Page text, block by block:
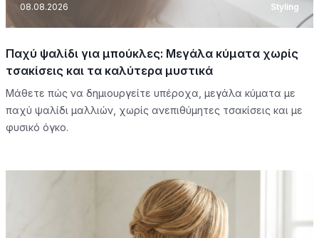
08.08.2026 Styling
Παχύ ψαλίδι για μπούκλες: Μεγάλα κύματα χωρίς
τσακίσεις και τα καλύτερα μυστικά
Μάθετε πώς να δημιουργείτε υπέροχα, μεγάλα κύματα με
παχύ ψαλίδι μαλλιών, χωρίς ανεπιθύμητες τσακίσεις και με
φυσικό όγκο.